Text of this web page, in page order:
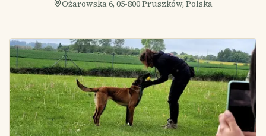
Ożarowska 6, 05-800 Pruszków, Polska